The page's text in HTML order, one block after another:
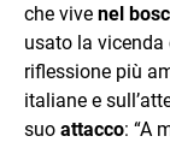
che vive nel
usato la vicenda
riflessione più
italiane e
suo attacco: “A